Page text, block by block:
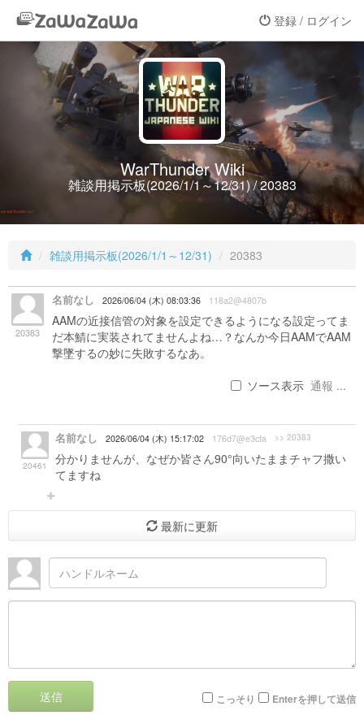
登録 / ログイン
WarThunder Wiki
雑談用掲示板(2026/1/1～12/31) / 20383
雑談用掲示板(2026/1/1～12/31) 20383
20383
名前なし 2026/06/04 (木) 08:03:36 118a2@4807b
AAMの近接信管の対象を設定できるようになる設定ってま
だ本鯖に実装されてませんよね…？なんか今日AAMでAAM
撃墜するの妙に失敗するなあ。
ソース表示 通報 ...
20461
名前なし 2026/06/04 (木) 15:17:02 176d7@e3cfa >> 20383
分かりませんが、なぜか皆さん90°向いたままチャフ撒い
てますね
最新に更新
送信 こっそり Enterを押して送信